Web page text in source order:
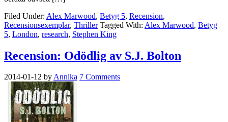
Filed Under: Alex Marwood, Betyg 5, Recension,
Recensionsexemplar, Thriller Tagged With: Alex Marwood, Betyg
5, London, research, Stephen King
Recension: Odödlig av S.J. Bolton
2014-01-12 byAnnika 7 Comments